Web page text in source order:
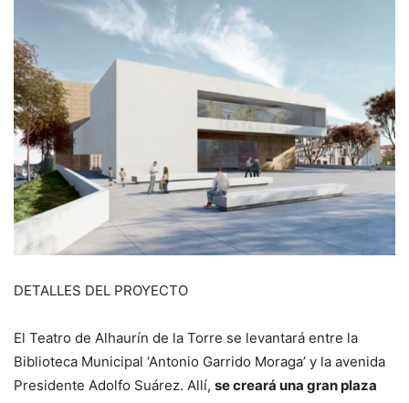
DETALLES DEL PROYECTO
El Teatro de Alhaurín de la Torre se levantará entre la
Biblioteca Municipal ‘Antonio Garrido Moraga’ y la avenida
Presidente Adolfo Suárez. Allí, se creará una gran plaza